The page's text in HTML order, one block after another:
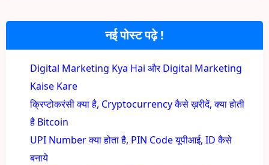
नई पोस्ट पढ़े !
Digital Marketing Kya Hai और Digital Marketing
Kaise Kare
क्रिप्टोकरंसी क्या है, Cryptocurrency कैसे ख़रीदें, क्या होती
है Bitcoin
UPI Number क्या होता है, PIN Code यूपीआई, ID कैसे
बनाये